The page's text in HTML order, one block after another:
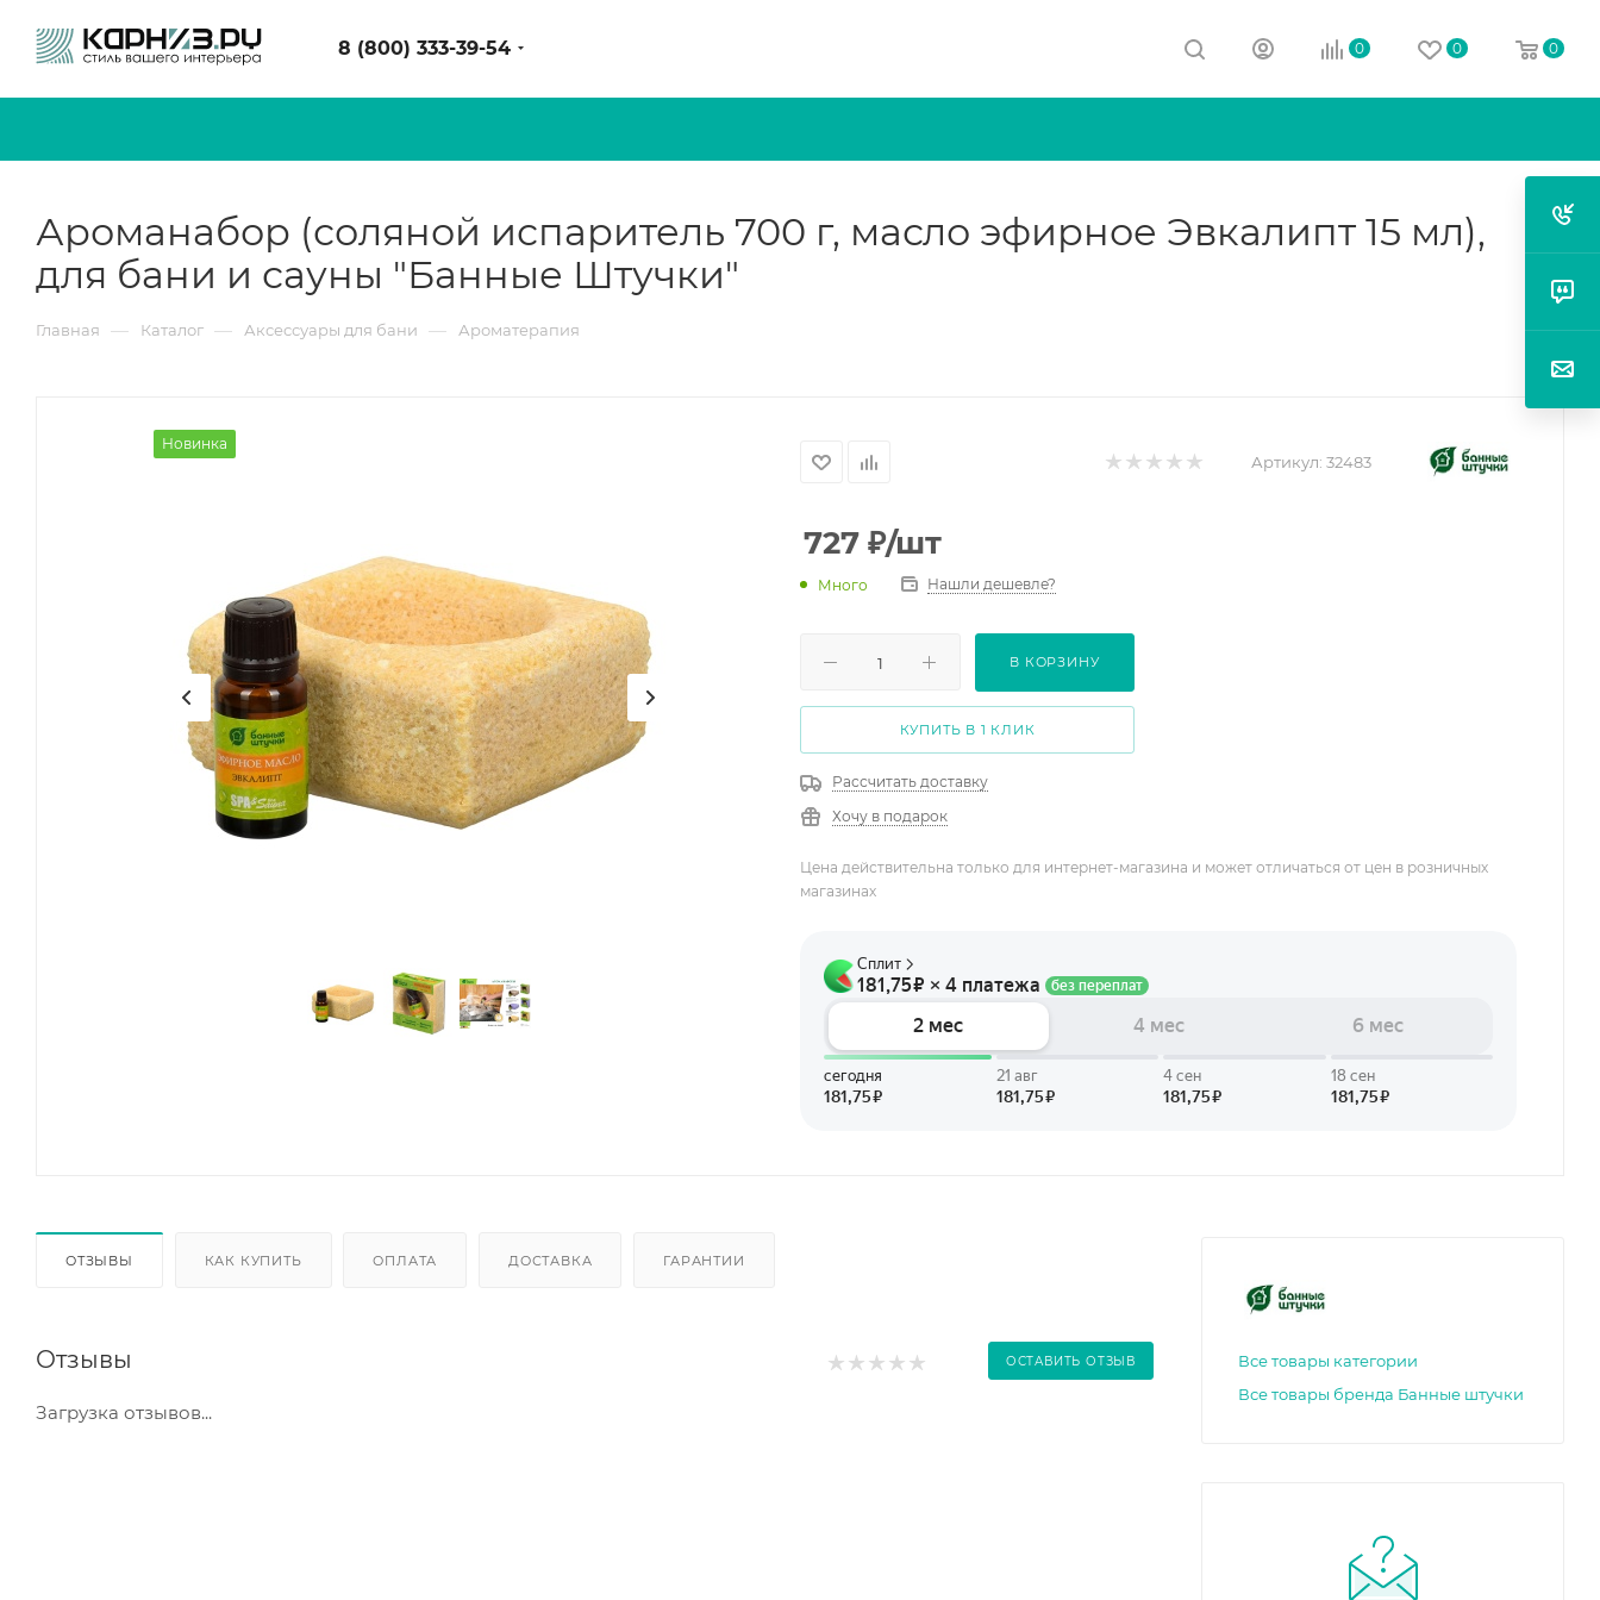
8 (800) 333-39-54 0 0 0
Ароманабор (соляной испаритель 700 г, масло эфирное Эвкалипт 15 мл),
для бани и сауны "Банные Штучки"
Главная — Каталог — Аксессуары для бани — Ароматерапия
Новинка
Артикул: 32483
727 ₽/шт
Много Нашли дешевле?
В КОРЗИНУ
КУПИТЬ В 1 КЛИК
Рассчитать доставку
Хочу в подарок
Цена действительна только для интернет-магазина и может отличаться от цен в розничных
магазинах
ОТЗЫВЫ КАК КУПИТЬ ОПЛАТА ДОСТАВКА ГАРАНТИИ
Отзывы ОСТАВИТЬ ОТЗЫВ
Загрузка отзывов...
Все товары категории
Все товары бренда Банные штучки